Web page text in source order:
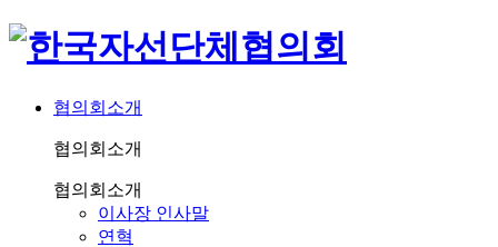
협의회소개
협의회소개
협의회소개
이사장 인사말
연혁